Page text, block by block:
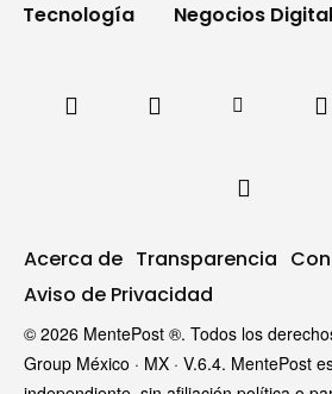
Tecnología
Negocios
Acerca de Transparencia
Aviso de Privacidad
© 2026 MentePost ®. Todos los
Group México · MX · V.6.4. MentePost